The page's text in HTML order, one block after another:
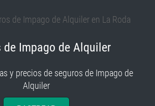
de Impago de Alquiler
y precios de seguros de Impago de
Alquiler